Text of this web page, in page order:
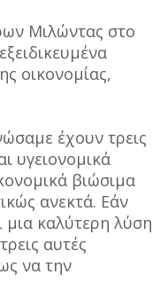
Μιλώντας στο
οικονομίας,
έχουν τρεις
υγειονομικά
βιώσιμα
ανεκτά. Εάν
μια καλύτερη λύση
αυτές
να την